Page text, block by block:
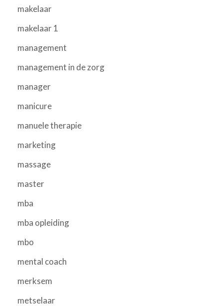
makelaar
makelaar 1
management
management in de zorg
manager
manicure
manuele therapie
marketing
massage
master
mba
mba opleiding
mbo
mental coach
merksem
metselaar